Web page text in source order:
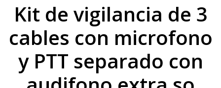
Kit de vigilancia de 3
cables con microfono
y PTT separado con